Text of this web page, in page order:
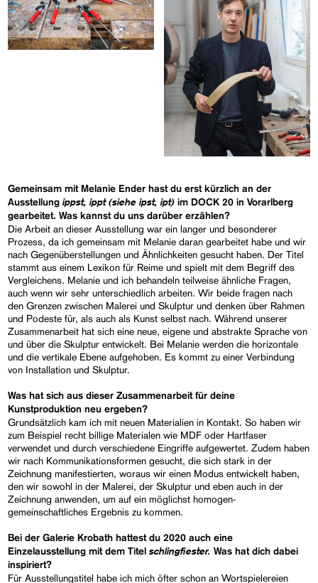
Gemeinsam mit Melanie Ender hast du erst kürzlich an der
Ausstellungippst, ippt (siehe ipst, ipt)im DOCK 20 in Vorarlberg
gearbeitet. Was kannst du uns darüber erzählen?
Die Arbeit an dieser Ausstellung war ein langer und besonderer
Prozess, da ich gemeinsam mit Melanie daran gearbeitet habe und wir
nach Gegenüberstellungen und Ähnlichkeiten gesucht haben. Der Titel
stammt aus einem Lexikon für Reime und spielt mit dem Begriff des
Vergleichens. Melanie und ich behandeln teilweise ähnliche Fragen,
auch wenn wir sehr unterschiedlich arbeiten. Wir beide fragen nach
den Grenzen zwischen Malerei und Skulptur und denken über Rahmen
und Podeste für, als auch als Kunst selbst nach. Während unserer
Zusammenarbeit hat sich eine neue, eigene und abstrakte Sprache von
und über die Skulptur entwickelt. Bei Melanie werden die horizontale
und die vertikale Ebene aufgehoben. Es kommt zu einer Verbindung
von Installation und Skulptur.
Was hat sich aus dieser Zusammenarbeit für deine
Kunstproduktion neu ergeben?
Grundsätzlich kam ich mit neuen Materialien in Kontakt. So haben wir
zum Beispiel recht billige Materialen wie MDF oder Hartfaser
verwendet und durch verschiedene Eingriffe aufgewertet. Zudem haben
wir nach Kommunikationsformen gesucht, die sich stark in der
Zeichnung manifestierten, woraus wir einen Modus entwickelt haben,
den wir sowohl in der Malerei, der Skulptur und eben auch in der
Zeichnung anwenden, um auf ein möglichst homogen-
gemeinschaftliches Ergebnis zu kommen.
Bei der Galerie Krobath hattest du 2020 auch eine
Einzelausstellung mit dem Titelschlingfiester. Was hat dich dabei
inspiriert?
Für Ausstellungstitel habe ich mich öfter schon an Wortspielereien